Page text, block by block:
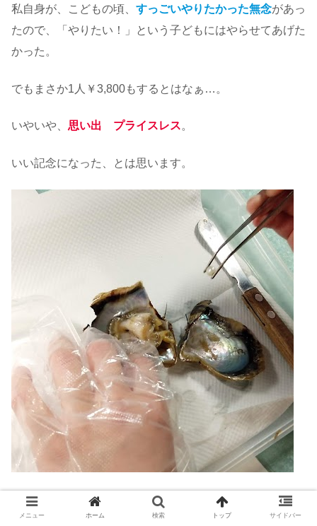
私自身が、こどもの頃、 すっごいやりたかった無念があっ
たので、「やりたい！」という子どもにはやらせてあげた
かった。
でもまさか1人￥3,800もするとはなぁ…。
いやいや、 思い出 プライスレス。
いい記念になった、とは思います。
自分で貝を選んで、ピンセットで真珠を探して取り出しま
す。
メニュー ホーム 検索 トップ サイドバー